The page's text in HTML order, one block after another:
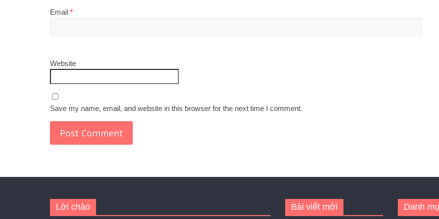
Email *
Website
Save my name, email, and website in this browser for the next time I comment.
Lời chào Bài viết mới Danh